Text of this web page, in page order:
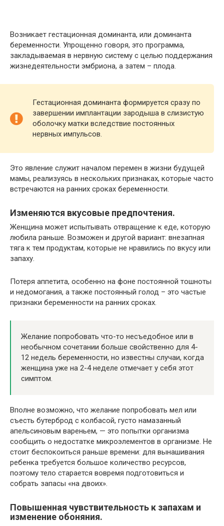
Возникает гестационная доминанта, или доминанта
беременности. Упрощенно говоря, это программа,
закладываемая в нервную систему с целью поддержания
жизнедеятельности эмбриона, а затем – плода.
Гестационная доминанта формируется сразу по
завершении имплантации зародыша в слизистую
оболочку матки вследствие постоянных
нервных импульсов.
Это явление служит началом перемен в жизни будущей
мамы, реализуясь в нескольких признаках, которые часто
встречаются на ранних сроках беременности.
Изменяются вкусовые предпочтения.
Женщина может испытывать отвращение к еде, которую
любила раньше. Возможен и другой вариант: внезапная
тяга к тем продуктам, которые не нравились по вкусу или
запаху.
Потеря аппетита, особенно на фоне постоянной тошноты
и недомогания, а также постоянный голод – это частые
признаки беременности на ранних сроках.
Желание попробовать что-то несъедобное или в
необычном сочетании больше свойственно для 4-
12 недель беременности, но известны случаи, когда
женщина уже на 2-4 неделе отмечает у себя этот
симптом.
Вполне возможно, что желание попробовать мел или
съесть бутерброд с колбасой, густо намазанный
апельсиновым вареньем, — это попытки организма
сообщить о недостатке микроэлементов в организме. Не
стоит беспокоиться раньше времени: для вынашивания
ребенка требуется большое количество ресурсов,
поэтому тело старается вовремя подготовиться и
собрать запасы «на двоих».
Повышенная чувствительность к запахам и
изменение обоняния.